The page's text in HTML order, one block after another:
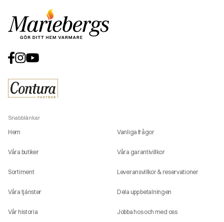
Snabblänkar
Hem
Våra butiker
Sortiment
Våra tjänster
Vår historia
Vanliga frågor
Våra garantivillkor
Leveransvillkor & reservationer
Dela upp betalningen
Jobba hos och med oss